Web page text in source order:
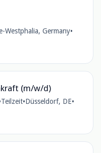
Westphalia, Germany•
(m/w/d)
Teilzeit•Düsseldorf, DE•